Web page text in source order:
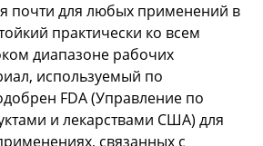
почти для любых применений в
практически ко всем
диапазоне рабочих
используемый по
FDA (Управление по
и лекарствами США) для
связанных с